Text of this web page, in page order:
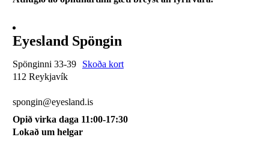
Eyesland Spöngin
Spönginni 33-39
Skoða kort
112 Reykjavík
spongin@eyesland.is
Opið virka daga 11:00-17:30
Lokað um helgar